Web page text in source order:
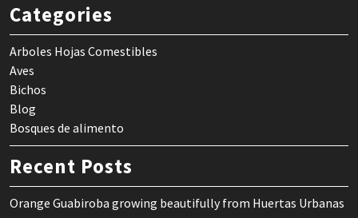
Categories
Arboles Hojas Comestibles
Aves
Bichos
Blog
Bosques de alimento
Recent Posts
Orange Guabiroba growing beautifully from Huertas Urbanas